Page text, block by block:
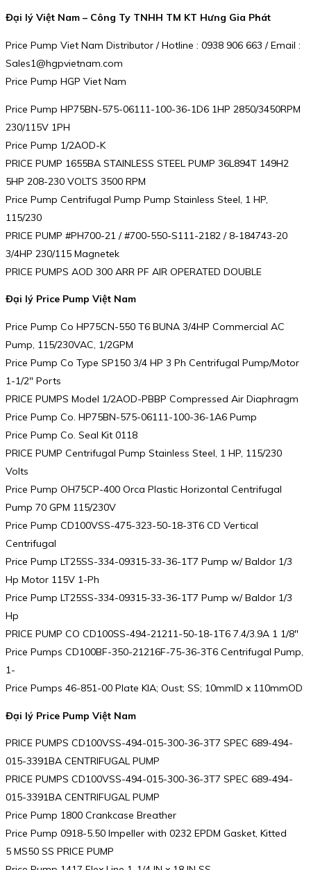
Đại lý Việt Nam – Công Ty TNHH TM KT Hưng Gia Phát
Price Pump Viet Nam Distributor / Hotline : 0938 906 663 / Email :
Sales1@hgpvietnam.com
Price Pump HGP Viet Nam
Price Pump HP75BN-575-06111-100-36-1D6 1HP 2850/3450RPM
230/115V 1PH
Price Pump 1/2AOD-K
PRICE PUMP 1655BA STAINLESS STEEL PUMP 36L894T 149H2
5HP 208-230 VOLTS 3500 RPM
Price Pump Centrifugal Pump Pump Stainless Steel, 1 HP,
115/230
PRICE PUMP #PH700-21 / #700-550-S111-2182 / 8-184743-20
3/4HP 230/115 Magnetek
PRICE PUMPS AOD 300 ARR PF AIR OPERATED DOUBLE
Đại lý Price Pump Việt Nam
Price Pump Co HP75CN-550 T6 BUNA 3/4HP Commercial AC
Pump, 115/230VAC, 1/2GPM
Price Pump Co Type SP150 3/4 HP 3 Ph Centrifugal Pump/Motor
1-1/2″ Ports
PRICE PUMPS Model 1/2AOD-PBBP Compressed Air Diaphragm
Price Pump Co. HP75BN-575-06111-100-36-1A6 Pump
Price Pump Co. Seal Kit 0118
PRICE PUMP Centrifugal Pump Stainless Steel, 1 HP, 115/230
Volts
Price Pump OH75CP-400 Orca Plastic Horizontal Centrifugal
Pump 70 GPM 115/230V
Price Pump CD100VSS-475-323-50-18-3T6 CD Vertical
Centrifugal
Price Pump LT25SS-334-09315-33-36-1T7 Pump w/ Baldor 1/3
Hp Motor 115V 1-Ph
Price Pump LT25SS-334-09315-33-36-1T7 Pump w/ Baldor 1/3
Hp
PRICE PUMP CO CD100SS-494-21211-50-18-1T6 7.4/3.9A 1 1/8″
Price Pumps CD100BF-350-21216F-75-36-3T6 Centrifugal Pump,
1-
Price Pumps 46-851-00 Plate KIA; Oust; SS; 10mmID x 110mmOD
Đại lý Price Pump Việt Nam
PRICE PUMPS CD100VSS-494-015-300-36-3T7 SPEC 689-494-
015-3391BA CENTRIFUGAL PUMP
PRICE PUMPS CD100VSS-494-015-300-36-3T7 SPEC 689-494-
015-3391BA CENTRIFUGAL PUMP
Price Pump 1800 Crankcase Breather
Price Pump 0918-5.50 Impeller with 0232 EPDM Gasket, Kitted
5 MS50 SS PRICE PUMP